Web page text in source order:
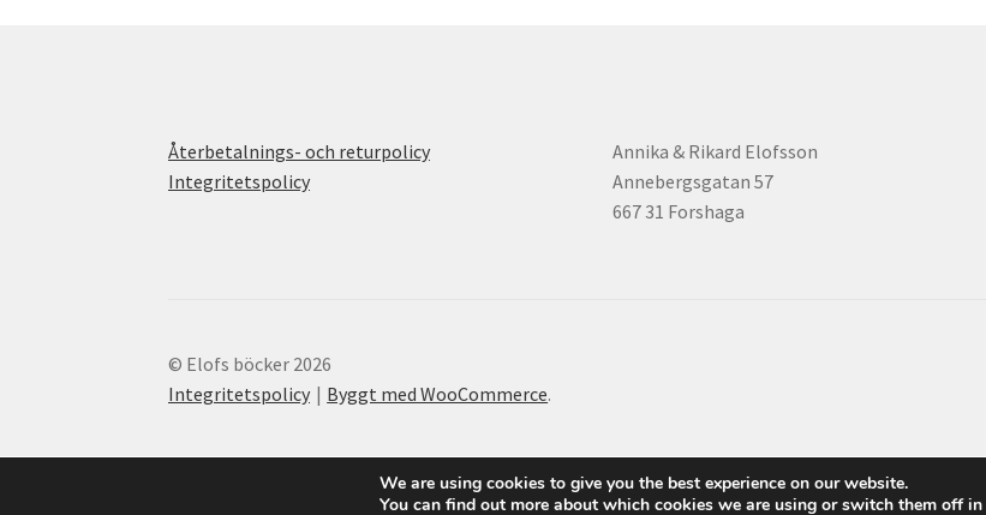
Återbetalnings- och returpolicy
Integritetspolicy
Annika & Rikard Elofsson
Annebergsgatan 57
667 31 Forshaga
© Elofs böcker 2026
Integritetspolicy
Byggt med WooCommerce.
We are using cookies to give you the best experience on our website.
You can find out more about which cookies we are using or switch them off in